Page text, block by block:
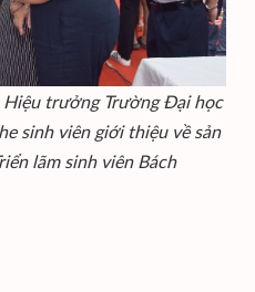
Hiệu trưởng Trường Đại học
sinh viên giới thiệu về sản
lãm sinh viên Bách